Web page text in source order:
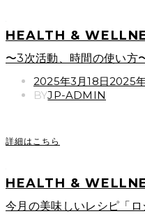
HEALTH &
〜3次活動、時間の使い方
POSTED
ON
2025年3月18日2025
BYJP-ADMIN
詳細はこちら
HEALTH &
今月の美味しいレシピ「ロ